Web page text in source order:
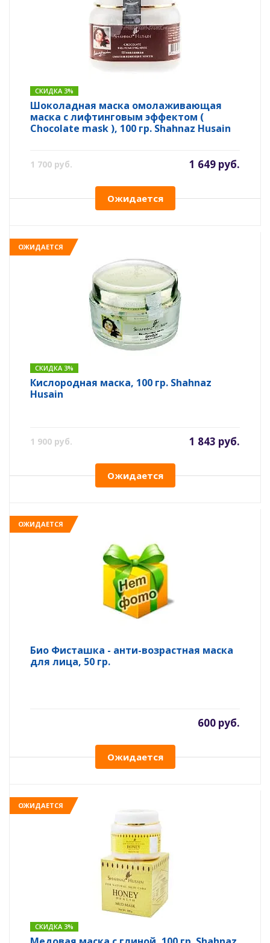
СКИДКА 3%
Шоколадная маска омолаживающая
маска с лифтинговым эффектом (
Chocolate mask ), 100 гр. Shahnaz Husain
1 700 руб. 1 649 руб.
Ожидается
ОЖИДАЕТСЯ
СКИДКА 3%
Кислородная маска, 100 гр. Shahnaz
Husain
1 900 руб. 1 843 руб.
Ожидается
ОЖИДАЕТСЯ
Био Фисташка - анти-возрастная маска
для лица, 50 гр.
600 руб.
Ожидается
ОЖИДАЕТСЯ
СКИДКА 3%